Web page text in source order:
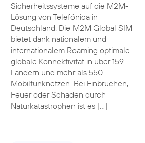
Sicherheitssysteme auf die M2M-
Lösung von Telefónica in
Deutschland. Die M2M Global SIM
bietet dank nationalem und
internationalem Roaming optimale
globale Konnektivität in über 159
Ländern und mehr als 550
Mobilfunknetzen. Bei Einbrüchen,
Feuer oder Schäden durch
Naturkatastrophen ist es […]